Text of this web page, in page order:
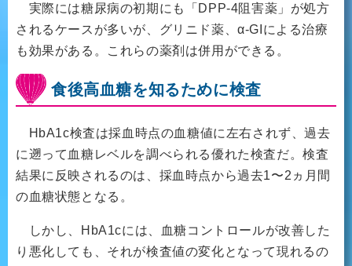
実際には糖尿病の初期にも「DPP-4阻害薬」が処方
されるケースが多いが、グリニド薬、α-GIによる治療
も効果がある。これらの薬剤は併用ができる。
食後高血糖を知るために検査
HbA1c検査は採血時点の血糖値に左右されず、過去
に遡って血糖レベルを調べられる優れた検査だ。検査
結果に反映されるのは、採血時点から過去1〜2ヵ月間
の血糖状態となる。
しかし、HbA1cには、血糖コントロールが改善した
り悪化しても、それが検査値の変化となって現れるの